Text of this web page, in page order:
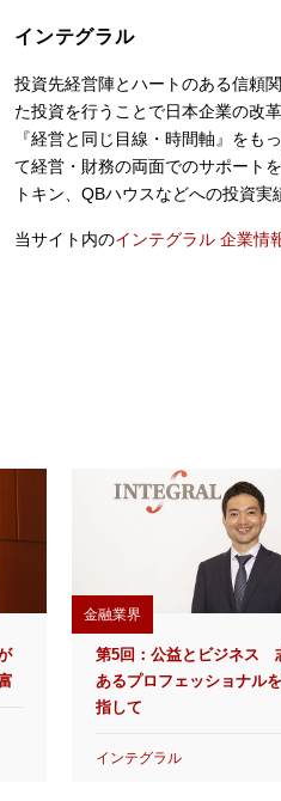
インテグラル
投資先経営陣とハートのある信頼
た投資を行うことで日本企業の改
『経営と同じ目線・時間軸』をも
て経営・財務の両面でのサポート
トキン、QBハウスなどへの投資実
当サイト内のインテグラル 企業情
金融業界
第5回：公益とビジネス
あるプロフェッショナル
指して
インテグラル